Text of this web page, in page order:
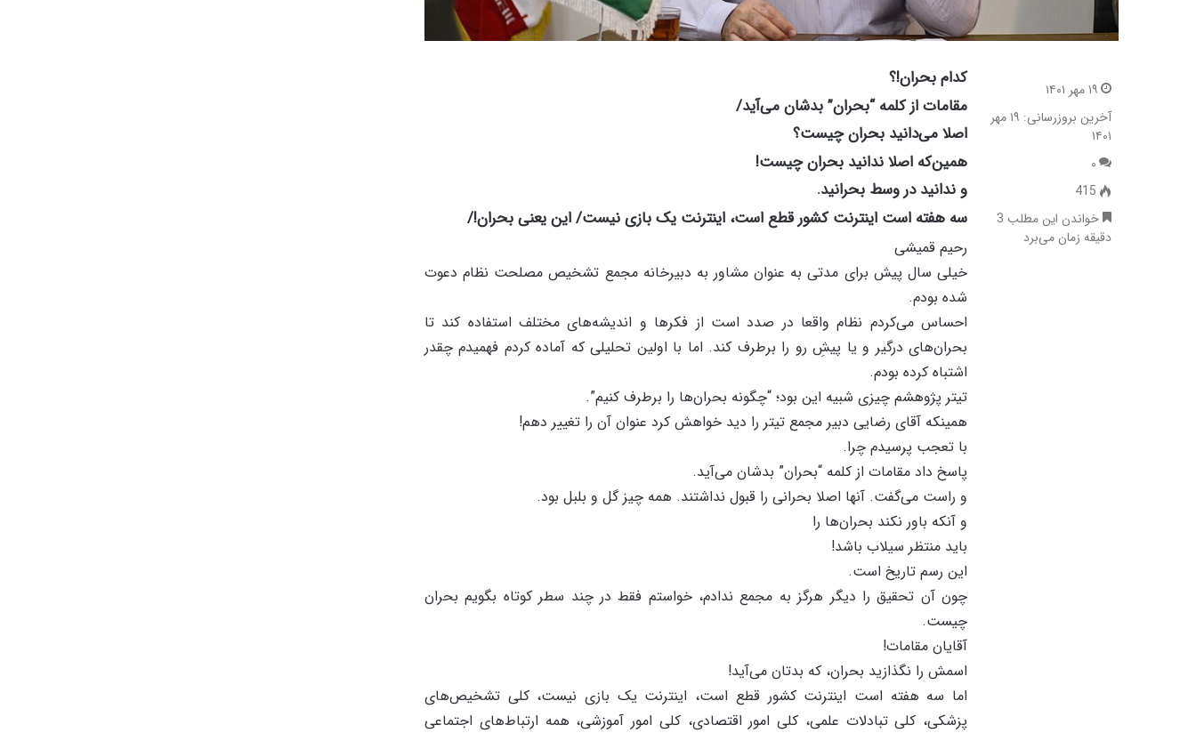
کدام بحران!؟
مقامات از کلمه “بحران” بدشان می‌آید/
اصلا می‌دانید بحران چیست؟
همین‌که اصلا ندانید بحران چیست!
و ندانید در وسط بحرانید.
سه هفته است اینترنت کشور قطع است، اینترنت یک بازی نیست/ این یعنی بحران!/
رحیم قمیشی
خیلی سال پیش برای مدتی به عنوان مشاور به دبیرخانه مجمع تشخیص مصلحت نظام دعوت
شده بودم.
احساس می‌کردم نظام واقعا در صدد است از فکرها و اندیشه‌های مختلف استفاده کند تا
بحران‌های درگیر و یا پیشِ رو را برطرف کند. اما با اولین تحلیلی که آماده کردم فهمیدم چقدر
اشتباه کرده بودم.
تیتر پژوهشم چیزی شبیه این بود؛ “چگونه بحران‌ها را برطرف کنیم”.
همینکه آقای رضایی دبیر مجمع تیتر را دید خواهش کرد عنوان آن را تغییر دهم!
با تعجب پرسیدم چرا.
پاسخ داد مقامات از کلمه “بحران” بدشان می‌آید.
و راست می‌گفت. آنها اصلا بحرانی را قبول نداشتند. همه چیز گل و بلبل بود.
و آنکه باور نکند بحران‌ها را
باید منتظر سیلاب باشد!
این رسم تاریخ است.
چون آن تحقیق را دیگر هرگز به مجمع ندادم، خواستم فقط در چند سطر کوتاه بگویم بحران
چیست.
آقایان مقامات!
اسمش را نگذازید بحران، که بدتان می‌آید!
اما سه هفته است اینترنت کشور قطع است، اینترنت یک بازی نیست، کلی تشخیص‌های
پزشکی، کلی تبادلات علمی، کلی امور اقتصادی، کلی امور آموزشی، همه ارتباط‌های اجتماعی
۱۹ مهر ۱۴۰۱
آخرین بروزرسانی: ۱۹ مهر
۱۴۰۱
۰
415
خواندن این مطلب 3
دقیقه زمان می‌برد